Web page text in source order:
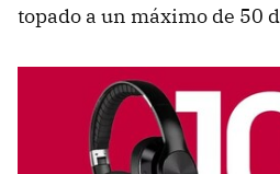
topado a un máximo de 50